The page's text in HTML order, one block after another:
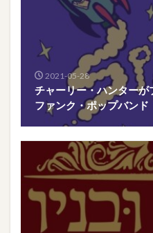
2021-05-28
チャーリー・ハンター
ファンク・ポップバン